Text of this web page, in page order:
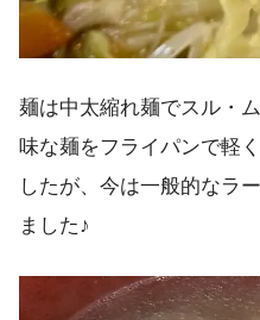
麺は中太縮れ麺でスル・
味な麺をフライパンで軽
したが、今は一般的なラ
ました♪